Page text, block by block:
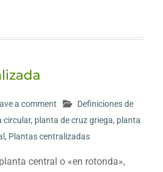
a comment
Definiciones de
circular, planta de cruz griega, planta
, Plantas centralizadas
central o «en rotonda»,